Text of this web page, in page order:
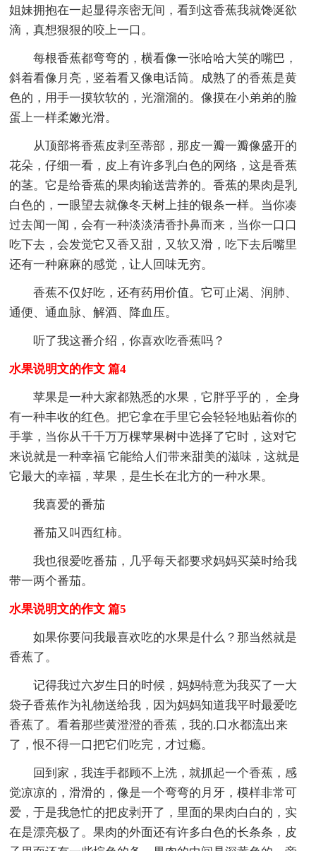
姐妹拥抱在一起显得亲密无间，看到这香蕉我就馋涎欲
滴，真想狠狠的咬上一口。
每根香蕉都弯弯的，横看像一张哈哈大笑的嘴巴，
斜着看像月亮，竖着看又像电话筒。成熟了的香蕉是黄
色的，用手一摸软软的，光溜溜的。像摸在小弟弟的脸
蛋上一样柔嫩光滑。
从顶部将香蕉皮剥至蒂部，那皮一瓣一瓣像盛开的
花朵，仔细一看，皮上有许多乳白色的网络，这是香蕉
的茎。它是给香蕉的果肉输送营养的。香蕉的果肉是乳
白色的，一眼望去就像冬天树上挂的银条一样。当你凑
过去闻一闻，会有一种淡淡清香扑鼻而来，当你一口口
吃下去，会发觉它又香又甜，又软又滑，吃下去后嘴里
还有一种麻麻的感觉，让人回味无穷。
香蕉不仅好吃，还有药用价值。它可止渴、润肺、
通便、通血脉、解酒、降血压。
听了我这番介绍，你喜欢吃香蕉吗？
水果说明文的作文 篇4
苹果是一种大家都熟悉的水果，它胖乎乎的， 全身
有一种丰收的红色。把它拿在手里它会轻轻地贴着你的
手掌，当你从千千万万棵苹果树中选择了它时，这对它
来说就是一种幸福 它能给人们带来甜美的滋味，这就是
它最大的幸福，苹果，是生长在北方的一种水果。
我喜爱的番茄
番茄又叫西红柿。
我也很爱吃番茄，几乎每天都要求妈妈买菜时给我
带一两个番茄。
水果说明文的作文 篇5
如果你要问我最喜欢吃的水果是什么？那当然就是
香蕉了。
记得我过六岁生日的时候，妈妈特意为我买了一大
袋子香蕉作为礼物送给我，因为妈妈知道我平时最爱吃
香蕉了。看着那些黄澄澄的香蕉，我的.口水都流出来
了，恨不得一口把它们吃完，才过瘾。
回到家，我连手都顾不上洗，就抓起一个香蕉，感
觉凉凉的，滑滑的，像是一个弯弯的月牙，模样非常可
爱，于是我急忙的把皮剥开了，里面的果肉白白的，实
在是漂亮极了。果肉的外面还有许多白色的长条条，皮